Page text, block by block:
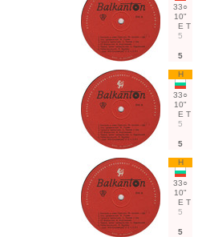
33○
10"
Е Т
5
5
Н
33○
10"
Е Т
5
5
Н
33○
10"
Е Т
5
5